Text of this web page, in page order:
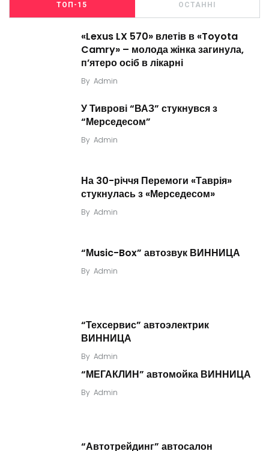
ТОП-15 ОСТАННІ
«Lexus LX 570» влетів в «Toyota
Camry» – молода жінка загинула,
п’ятеро осіб в лікарні
By Admin
У Тиврові “ВАЗ” стукнувся з
“Мерседесом”
By Admin
На 30-річчя Перемоги «Таврія»
стукнулась з «Мерседесом»
By Admin
“Мusic-Box” автозвук ВИННИЦА
By Admin
“Техсервис” автоэлектрик
ВИННИЦА
By Admin
“МЕГАКЛИН” автомойка ВИННИЦА
By Admin
“Автотрейдинг” автосалон